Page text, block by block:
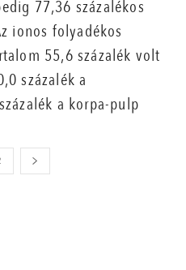
77,36 százalékos
ionos folyadékos
55,6 százalék volt
százalék a
a korpa-pulp